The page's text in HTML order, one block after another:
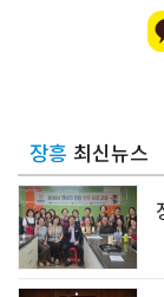
장흥 최신뉴스